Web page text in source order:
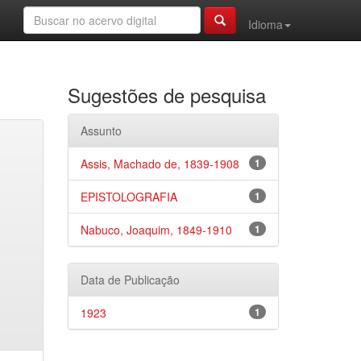
Idioma
Sugestões de pesquisa
Assunto
1
Assis, Machado de, 1839-1908
1
EPISTOLOGRAFIA
1
Nabuco, Joaquim, 1849-1910
Data de Publicação
1
1923